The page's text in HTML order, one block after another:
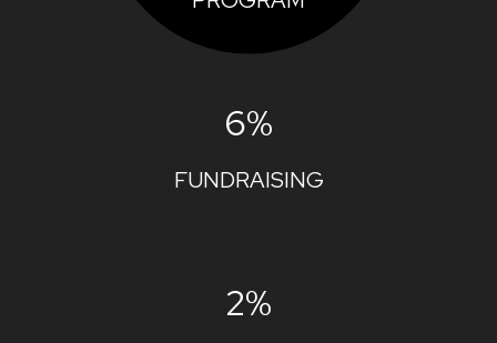
6%
FUNDRAISING
2%